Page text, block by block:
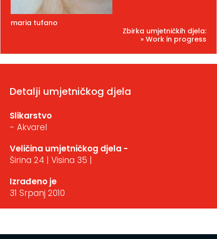
maria tufano
Zbirka umjetničkih djela:
» Work in progress
Detalji umjetničkog djela
Slikarstvo
- Akvarel
Veličina umjetničkog djela -
Širina 24 | Visina 35 |
Izrađeno je
31 Srpanj 2010